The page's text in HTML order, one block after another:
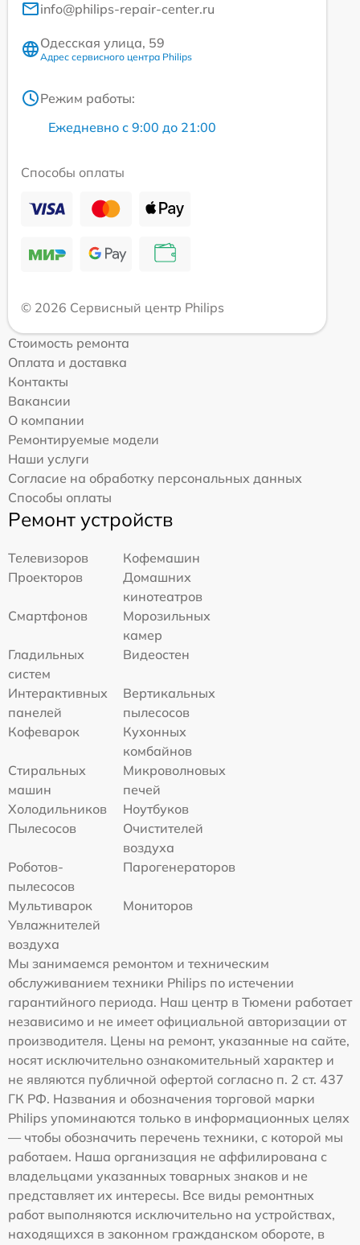
info@philips-repair-center.ru
Одесская улица, 59
Адрес сервисного центра Philips
Режим работы:
Ежедневно с 9:00 до 21:00
Способы оплаты
© 2026 Сервисный центр Philips
Стоимость ремонта
Оплата и доставка
Контакты
Вакансии
О компании
Ремонтируемые модели
Наши услуги
Согласие на обработку персональных данных
Способы оплаты
Ремонт устройств
Телевизоров
Кофемашин
Проекторов
Домашних
кинотеатров
Смартфонов
Морозильных
камер
Гладильных
систем
Видеостен
Интерактивных
панелей
Вертикальных
пылесосов
Кофеварок
Кухонных
комбайнов
Стиральных
машин
Микроволновых
печей
Холодильников
Ноутбуков
Пылесосов
Очистителей
воздуха
Роботов-
пылесосов
Парогенераторов
Мультиварок
Мониторов
Увлажнителей
воздуха
Мы занимаемся ремонтом и техническим
обслуживанием техники Philips по истечении
гарантийного периода. Наш центр в Тюмени работает
независимо и не имеет официальной авторизации от
производителя. Цены на ремонт, указанные на сайте,
носят исключительно ознакомительный характер и
не являются публичной офертой согласно п. 2 ст. 437
ГК РФ. Названия и обозначения торговой марки
Philips упоминаются только в информационных целях
— чтобы обозначить перечень техники, с которой мы
работаем. Наша организация не аффилирована с
владельцами указанных товарных знаков и не
представляет их интересы. Все виды ремонтных
работ выполняются исключительно на устройствах,
находящихся в законном гражданском обороте, в